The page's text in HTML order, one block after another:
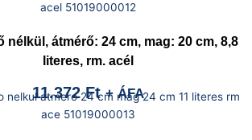
nélkül, átmérő: 24 cm, mag: 20 cm, 8,8
literes, rm. acél
11.372Ft + ÁFA